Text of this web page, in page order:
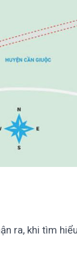
ra, khi tìm